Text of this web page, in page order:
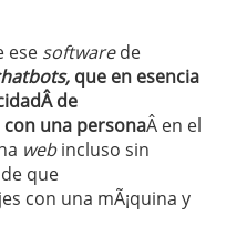
ese softwarede
que en esencia
de
con una personaÂ en el
webincluso sin
que
con una mÃ¡quina y